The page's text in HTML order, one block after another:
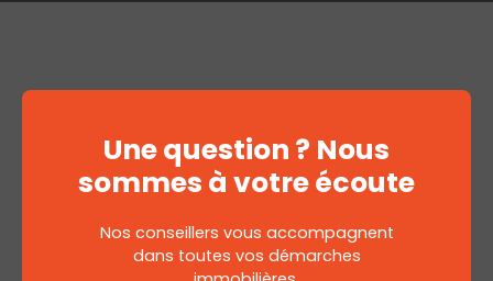
Une question ? Nous
sommes à votre écoute
Nos conseillers vous accompagnent
dans toutes vos démarches